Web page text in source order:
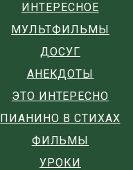
ИНТЕРЕСНОЕ
МУЛЬТФИЛЬМЫ
ДОСУГ
АНЕКДОТЫ
ЭТО ИНТЕРЕСНО
ПИАНИНО В СТИХАХ
ФИЛЬМЫ
УРОКИ